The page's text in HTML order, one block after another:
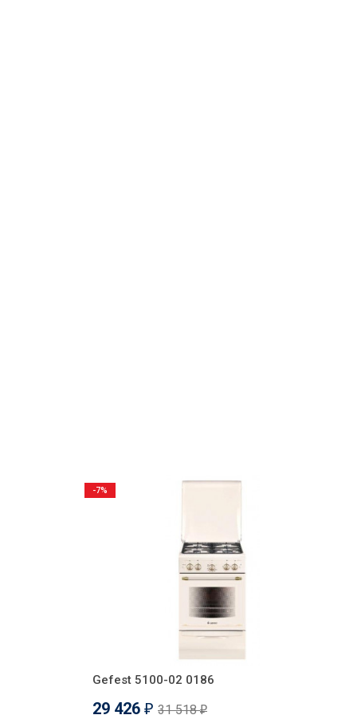
Gefest 5100-02 0186
29 426 ₽ 31 518₽
-7%